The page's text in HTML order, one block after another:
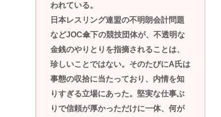
われている。
日本レスリング連盟の不明朗会計問題
などJOC傘下の競技団体が、不透明な
金銭のやりとりを指摘されることは、
珍しいことではない。そのたびにA氏は
事態の収拾に当たっており、内情を知
りすぎる立場にあった。堅実な仕事ぶ
りで信頼が厚かっただけに一体、何が